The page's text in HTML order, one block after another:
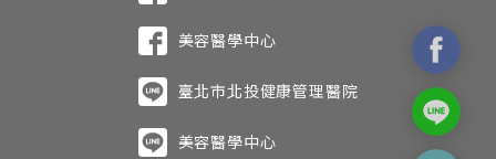
美容醫學中心
臺北市北投健康管理醫院
美容醫學中心